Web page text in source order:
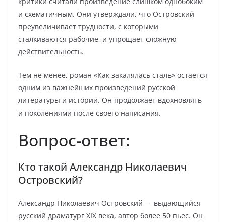
и схематичным. Они утверждали, что Островский
преувеличивает трудности, с которыми
сталкиваются рабочие, и упрощает сложную
действительность.
Тем не менее, роман «Как закалялась сталь» остается
одним из важнейших произведений русской
литературы и истории. Он продолжает вдохновлять
и поколениями после своего написания.
Вопрос-ответ:
Кто такой Александр Николаевич
Островский?
Александр Николаевич Островский — выдающийся
русский драматург XIX века, автор более 50 пьес. Он